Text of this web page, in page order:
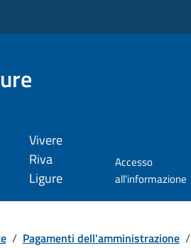
Vivere
Riva
Ligure
Accesso
all'informazione
/ Pagamenti dell'amministrazione /